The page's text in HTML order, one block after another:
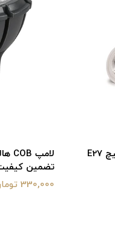
تضمین
330,000 تومان